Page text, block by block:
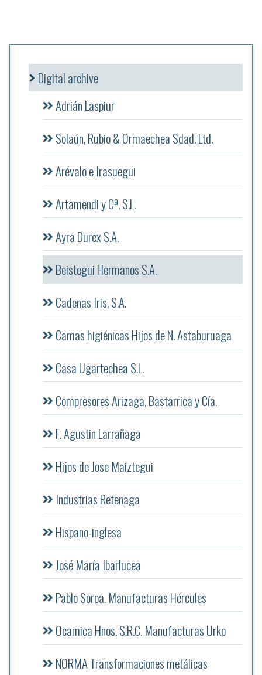
Digital archive
Adrián Laspiur
Solaún, Rubio & Ormaechea Sdad. Ltd.
Arévalo e Irasuegui
Artamendi y Cª, S.L.
Ayra Durex S.A.
Beistegui Hermanos S.A.
Cadenas Iris, S.A.
Camas higiénicas Hijos de N. Astaburuaga
Casa Ugartechea S.L.
Compresores Arizaga, Bastarrica y Cía.
F. Agustin Larrañaga
Hijos de Jose Maiztegui
Industrias Retenaga
Hispano-inglesa
José María Ibarlucea
Pablo Soroa. Manufacturas Hércules
Ocamica Hnos. S.R.C. Manufacturas Urko
NORMA Transformaciones metálicas